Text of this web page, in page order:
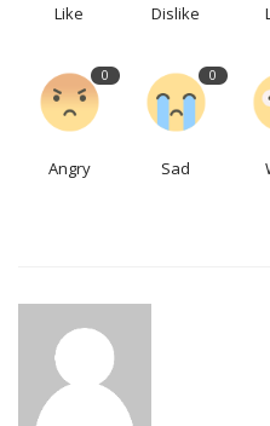
Like Dislike
0
Angry
0
Sad